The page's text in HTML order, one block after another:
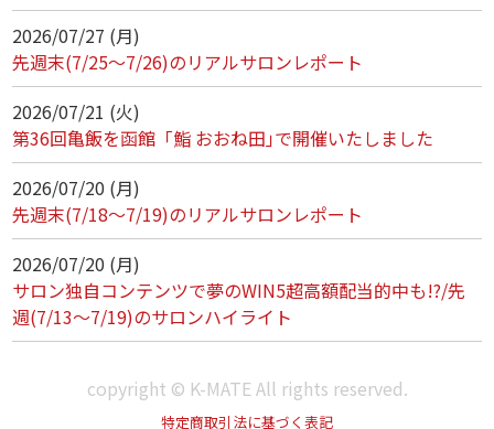
2026/07/27 (月)
先週末(7/25～7/26)のリアルサロンレポート
2026/07/21 (火)
第36回亀飯を函館「鮨 おおね田｣で開催いたしました
2026/07/20 (月)
先週末(7/18～7/19)のリアルサロンレポート
2026/07/20 (月)
サロン独自コンテンツで夢のWIN5超高額配当的中も!?/先
週(7/13～7/19)のサロンハイライト
copyright © K-MATE All rights reserved.
特定商取引法に基づく表記